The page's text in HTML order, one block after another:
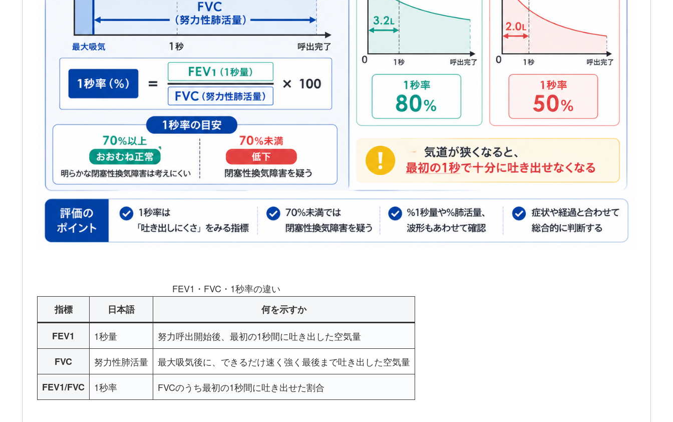
FEV1・FVC・1秒率の違い
指標
日本語 何を示すか
FEV1 1秒量
努力呼出開始後、最初の1秒間に吐き出した空気量
FVC
努力性肺活量
最大吸気後に、できるだけ速く強く最後まで吐き出した空気量
FEV1/FVC
1秒率 FVCのうち最初の1秒間に吐き出せた割合